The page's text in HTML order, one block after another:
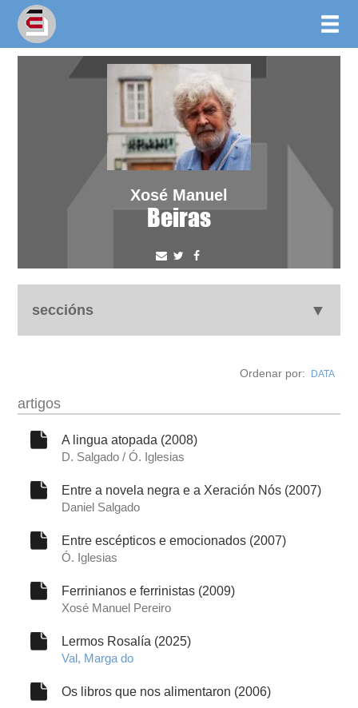
Xosé Manuel
Beiras
seccións
obra
fototeca
outros docs
Ordenar por: DATA
artigos
A lingua atopada (2008)
D. Salgado / Ó. Iglesias
Entre a novela negra e a Xeración Nós (2007)
Daniel Salgado
Entre escépticos e emocionados (2007)
Ó. Iglesias
Ferrinianos e ferrinistas (2009)
Xosé Manuel Pereiro
Lermos Rosalía (2025)
Val, Marga do
Os libros que nos alimentaron (2006)